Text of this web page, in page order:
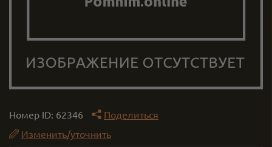
Номер ID: 62346
Поделиться
Изменить/уточнить